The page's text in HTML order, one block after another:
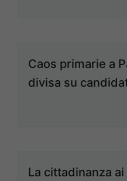
Caos primarie a
divisa su
La cittadinanza